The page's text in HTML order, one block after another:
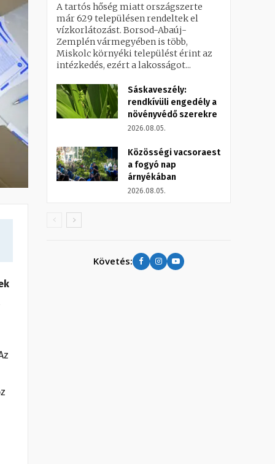
A tartós hőség miatt országszerte
már 629 településen rendeltek el
vízkorlátozást. Borsod-Abaúj-
Zemplén vármegyében is több,
Miskolc környéki települést érint az
intézkedés, ezért a lakosságot...
Sáskaveszély:
rendkívüli engedély a
növényvédő szerekre
2026.08.05.
Közösségi vacsoraest
a fogyó nap
árnyékában
2026.08.05.
Követés: